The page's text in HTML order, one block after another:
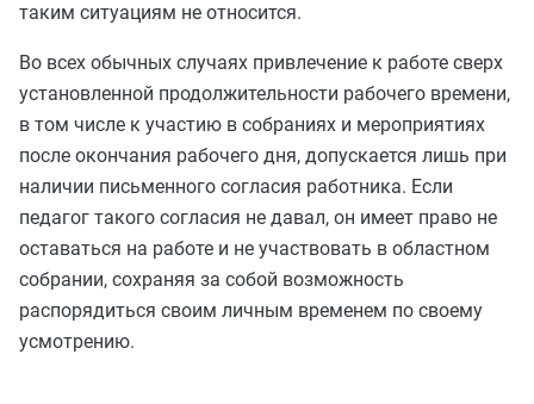
таким ситуациям не относится.
Во всех обычных случаях привлечение к работе сверх
установленной продолжительности рабочего времени,
в том числе к участию в собраниях и мероприятиях
после окончания рабочего дня, допускается лишь при
наличии письменного согласия работника. Если
педагог такого согласия не давал, он имеет право не
оставаться на работе и не участвовать в областном
собрании, сохраняя за собой возможность
распорядиться своим личным временем по своему
усмотрению.